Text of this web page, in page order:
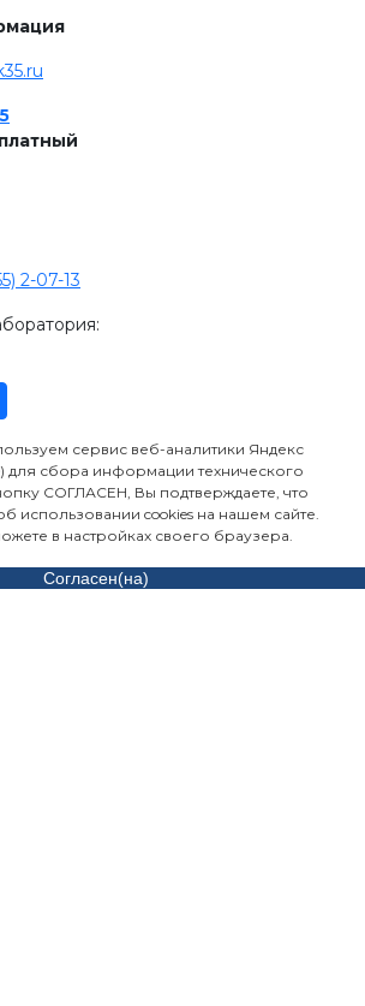
2-07-13
сервис веб-аналитики Яндекс
для сбора информации технического
СОГЛАСЕН, Вы подтверждаете, что
cookies на нашем сайте.
в настройках своего браузера.
Согласен(на)